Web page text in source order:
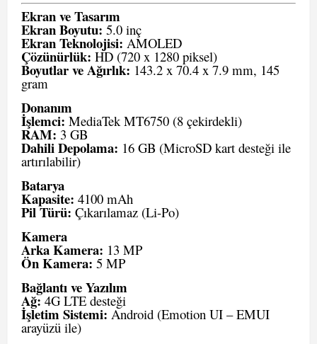
Ekran ve Tasarım
Ekran Boyutu: 5.0 inç
Ekran Teknolojisi: AMOLED
Çözünürlük: HD (720 x 1280 piksel)
Boyutlar ve Ağırlık: 143.2 x 70.4 x 7.9 mm, 145
gram
Donanım
İşlemci: MediaTek MT6750 (8 çekirdekli)
RAM: 3 GB
Dahili Depolama: 16 GB (MicroSD kart desteği ile
artırılabilir)
Batarya
Kapasite: 4100 mAh
Pil Türü: Çıkarılamaz (Li-Po)
Kamera
Arka Kamera: 13 MP
Ön Kamera: 5 MP
Bağlantı ve Yazılım
Ağ:4G LTE desteği
İşletim Sistemi: Android (Emotion UI – EMUI
arayüzü ile)